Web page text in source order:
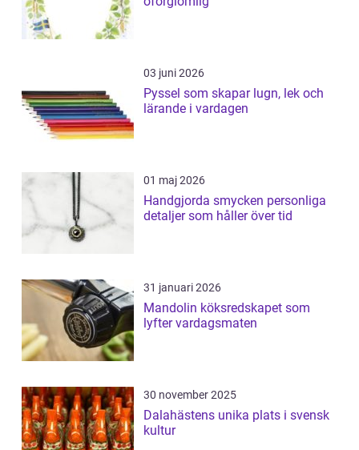
03 juni 2026
Pyssel som skapar lugn, lek och
lärande i vardagen
01 maj 2026
Handgjorda smycken personliga
detaljer som håller över tid
31 januari 2026
Mandolin köksredskapet som
lyfter vardagsmaten
30 november 2025
Dalahästens unika plats i svensk
kultur